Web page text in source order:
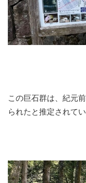
この巨石群は、紀元
られたと推定されてい